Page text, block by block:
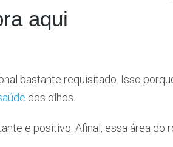
aqui
bastante requisitado. Isso
dos olhos.
e positivo. Afinal, essa área do